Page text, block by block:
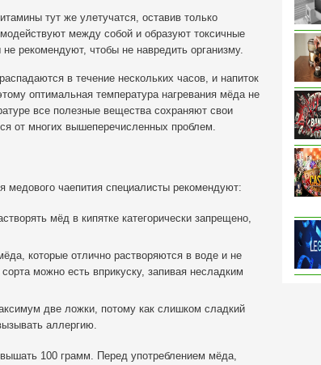
тут же улетучатся, оставив только
между собой и образуют токсичные
рекомендуют, чтобы не навредить организму.
в течение нескольких часов, и напиток
оптимальная температура нагревания мёда не
все полезные вещества сохраняют свои
от многих вышеперечисленных проблем.
медового чаепития специалисты рекомендуют:
мёд в кипятке категорически запрещено,
которые отлично растворяются в воде и не
можно есть вприкуску, запивая несладким
две ложки, потому как слишком сладкий
аллергию.
100 грамм. Перед употреблением мёда,